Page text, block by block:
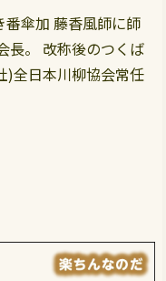
番傘加 藤香風師に師
長。 改称後のつくば
)全日本川柳協会常任